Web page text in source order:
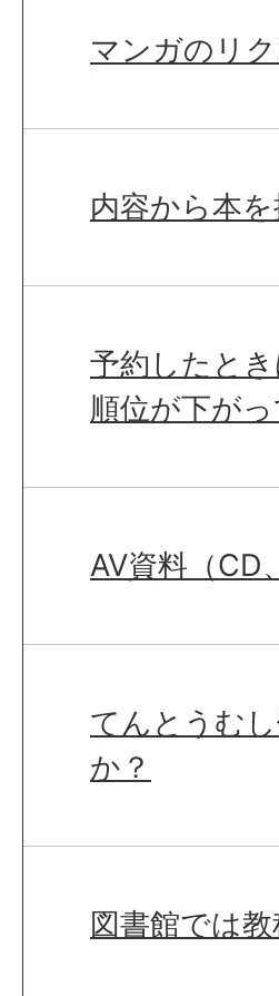
マンガのリ
内容から本
予約したと
順位が下が
AV資料（CD
てんとうむ
か？
図書館では